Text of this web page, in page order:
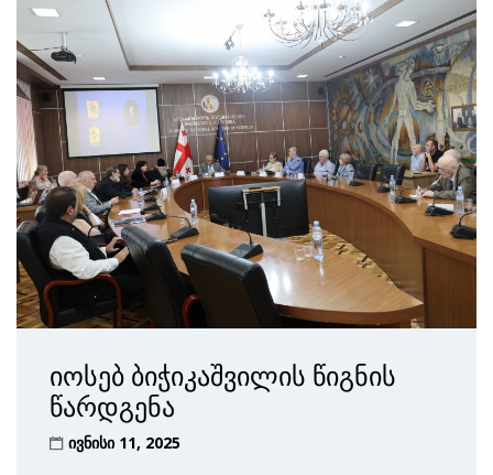
იოსებ ბიჭიკაშვილის წიგნის
წარდგენა
ივნისი 11, 2025